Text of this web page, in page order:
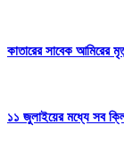
কাতারের সাবেক আমিরের
১১ জুলাইয়ের মধ্যে সব